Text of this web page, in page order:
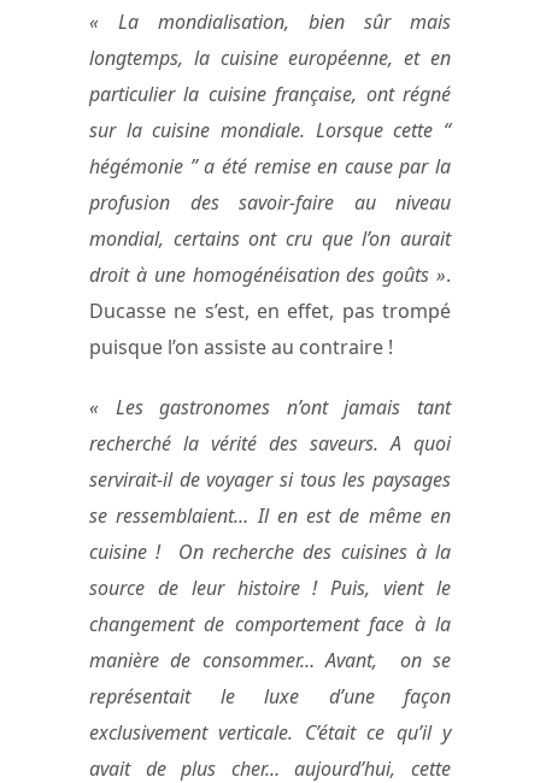
« La mondialisation, bien sûr mais
longtemps, la cuisine européenne, et en
particulier la cuisine française, ont régné
sur la cuisine mondiale. Lorsque cette “
hégémonie ” a été remise en cause par la
profusion des savoir-faire au niveau
mondial, certains ont cru que l’on aurait
droit à une homogénéisation des goûts ».
Ducasse ne s’est, en effet, pas trompé
puisque l’on assiste au contraire !
« Les gastronomes n’ont jamais tant
recherché la vérité des saveurs. A quoi
servirait-il de voyager si tous les paysages
se ressemblaient… Il en est de même en
cuisine ! On recherche des cuisines à la
source de leur histoire ! Puis, vient le
changement de comportement face à la
manière de consommer… Avant, on se
représentait le luxe d’une façon
exclusivement verticale. C’était ce qu’il y
avait de plus cher… aujourd’hui, cette